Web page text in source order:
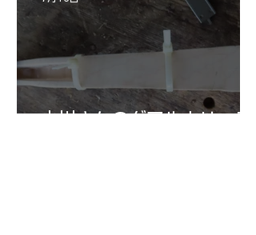
小川さんのグアルネリ・デ